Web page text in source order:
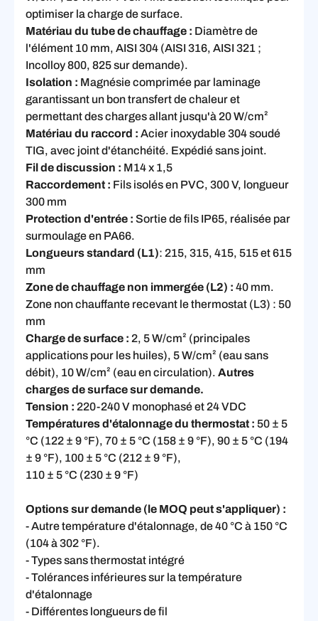
optimiser la charge de surface.
Matériau du tube de chauffage : Diamètre de
l'élément 10 mm, AISI 304 (AISI 316, AISI 321 ;
Incolloy 800, 825 sur demande).
Isolation : Magnésie comprimée par laminage
garantissant un bon transfert de chaleur et
permettant des charges allant jusqu'à 20 W/cm²
Matériau du raccord : Acier inoxydable 304 soudé
TIG, avec joint d'étanchéité. Expédié sans joint.
Fil de discussion : M14 x 1,5
Raccordement : Fils isolés en PVC, 300 V, longueur
300 mm
Protection d'entrée : Sortie de fils IP65, réalisée par
surmoulage en PA66.
Longueurs standard (L1): 215, 315, 415, 515 et 615
mm
Zone de chauffage non immergée (L2) : 40 mm.
Zone non chauffante recevant le thermostat (L3) : 50
mm
Charge de surface : 2, 5 W/cm² (principales
applications pour les huiles), 5 W/cm² (eau sans
débit), 10 W/cm² (eau en circulation). Autres
charges de surface sur demande.
Tension : 220-240 V monophasé et 24 VDC
Températures d'étalonnage du thermostat : 50 ± 5
°C (122 ± 9 °F), 70 ± 5 °C (158 ± 9 °F), 90 ± 5 °C (194
± 9 °F), 100 ± 5 °C (212 ± 9 °F),
110 ± 5 °C (230 ± 9 °F)
Options sur demande (le MOQ peut s'appliquer) :
- Autre température d'étalonnage, de 40 °C à 150 °C
(104 à 302 °F).
- Types sans thermostat intégré
- Tolérances inférieures sur la température
d'étalonnage
- Différentes longueurs de fil